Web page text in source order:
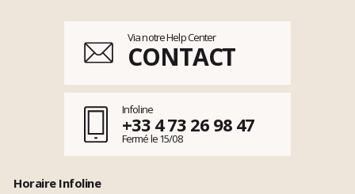
Via notre Help Center
CONTACT
Infoline
+33 4 73 26 98 47
Fermé le 15/08
Horaire Infoline